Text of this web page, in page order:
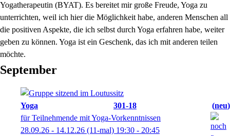
Yogatherapeutin (BYAT). Es bereitet mir große Freude, Yoga zu
unterrichten, weil ich hier die Möglichkeit habe, anderen Menschen all
die positiven Aspekte, die ich selbst durch Yoga erfahren habe, weiter
geben zu können. Yoga ist ein Geschenk, das ich mit anderen teilen
möchte.
September
Yoga 301-18
neu
für Teilnehmende mit Yoga-Vorkenntnissen
28.09.26 - 14.12.26 (11-mal) 19:30 - 20:45